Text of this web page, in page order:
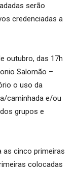
serão
credenciadas a
outubro, das 17h
Salomão –
o uso da
caminhada e/ou
grupos e
as cinco primeiras
colocadas